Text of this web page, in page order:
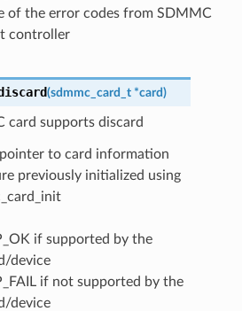
of the error codes from SDMMC
controller
(sdmmc_card_t *card)
card supports discard
to card information
previously initialized using
if supported by the
device
if not supported by the
device